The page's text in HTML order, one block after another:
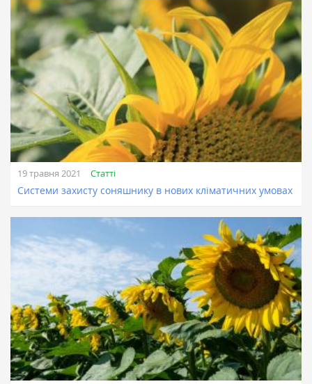
19 травня 2021 Статті
Системи захисту соняшнику в нових кліматичних умовах